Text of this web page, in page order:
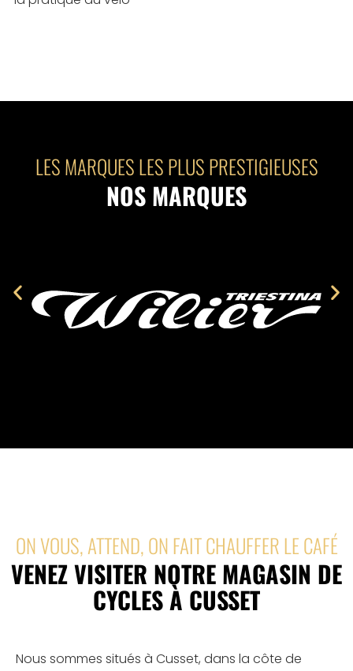
LES MARQUES LES PLUS PRESTIGIEUSES
NOS MARQUES
ON VOUS, ATTEND, ON FAIT CHAUFFER LE CAFÉ
VENEZ VISITER NOTRE MAGASIN DE
CYCLES À CUSSET
Nous sommes situés à Cusset, dans la côte de